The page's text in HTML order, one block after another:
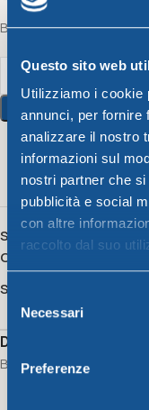
Questo sito web
Utilizziamo i cookie
annunci, per fornire
analizzare il nostro
informazioni sul
nostri partner che
pubblicità e social
con altre
raccolto dal suo
Selezione
del
consenso
Necessari
Preferenze
Box c/saucer Campana
2 People
SKU:
85412501
Category:
Share:
Description
Box c/saucer Campana